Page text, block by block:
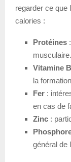
regarder ce que
calories :
Protéines
musculaire.
Vitamine
la
Fer :
en cas de
Zinc :
général de